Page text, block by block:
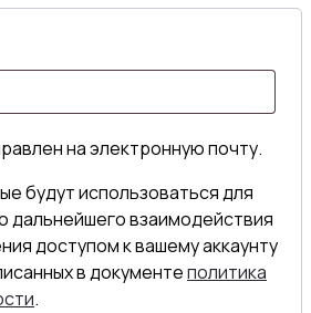
на электронную почту.
будут использоваться для
дальнейшего взаимодействия
доступом к вашему аккаунту
в документеполитика
.